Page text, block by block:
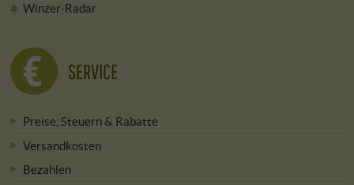
Winzer-Radar
SERVICE
Preise, Steuern & Rabatte
Versandkosten
Bezahlen